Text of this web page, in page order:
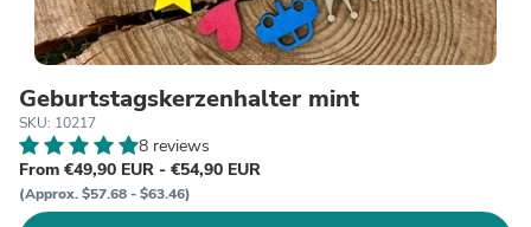
Geburtstagskerzenhalter mint
SKU: 10217
8 reviews
From €49,90 EUR - €54,90 EUR
(Approx. $57.68 - $63.46)